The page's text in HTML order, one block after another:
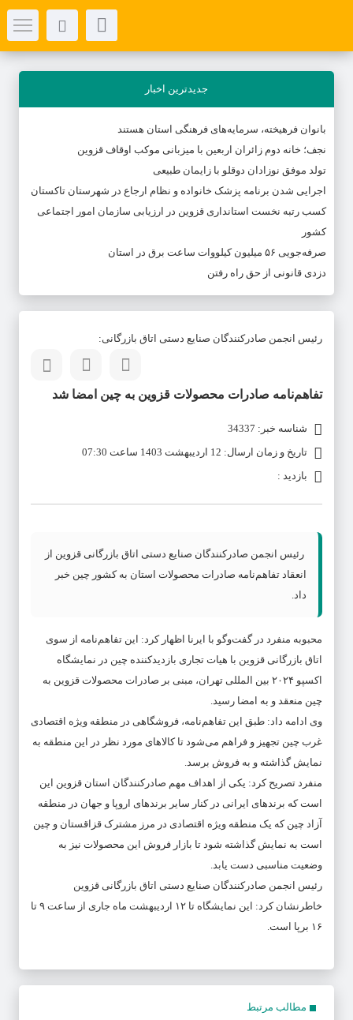
جدیدترین اخبار
بانوان فرهیخته، سرمایه‌های فرهنگی استان هستند
نجف؛ خانه دوم زائران اربعین با میزبانی موکب اوقاف قزوین
تولد موفق نوزادان دوقلو با زایمان طبیعی
اجرایی شدن برنامه پزشک خانواده و نظام ارجاع در شهرستان تاکستان
کسب رتبه نخست استانداری قزوین در ارزیابی سازمان امور اجتماعی
کشور
صرفه‌جویی ۵۶ میلیون کیلووات‌ ساعت برق در استان
دزدی قانونی از حق راه رفتن
رئیس انجمن صادرکنندگان صنایع دستی اتاق بازرگانی:
تفاهم‌نامه صادرات محصولات قزوین به چین امضا شد
شناسه خبر: 34337
تاریخ و زمان ارسال: 12 اردیبهشت 1403 ساعت 07:30
بازدید :
رئیس انجمن صادرکنندگان صنایع دستی اتاق بازرگانی قزوین از
انعقاد تفاهم‌نامه صادرات محصولات استان به کشور چین خبر
داد.
محبوبه منفرد در گفت‌وگو با ایرنا اظهار کرد: این تفاهم‌نامه‌ از سوی
اتاق بازرگانی قزوین با هیات تجاری بازدیدکننده چین در نمایشگاه
اکسپو ۲۰۲۴ بین المللی تهران، مبنی بر صادرات محصولات قزوین به
چین منعقد و به امضا رسید.
وی ادامه داد: طبق این تفاهم‌نامه، فروشگاهی در منطقه ویژه اقتصادی
غرب چین تجهیز و فراهم می‌شود تا کالاهای مورد نظر در این منطقه به
نمایش گذاشته و به فروش برسد.
منفرد تصریح کرد: یکی از اهداف مهم صادرکنندگان استان قزوین این
است که برندهای ایرانی در کنار سایر برندهای اروپا و جهان در منطقه
آزاد چین که یک منطقه ویژه اقتصادی در مرز مشترک قزاقستان و چین
است به نمایش گذاشته شود تا بازار فروش این محصولات نیز به
وضعیت مناسبی دست یابد.
رئیس انجمن صادرکنندگان صنایع دستی اتاق بازرگانی قزوین
خاطرنشان کرد: این نمایشگاه تا ۱۲ اردیبهشت ماه جاری از ساعت ۹ تا
۱۶ برپا است.
مطالب مرتبط